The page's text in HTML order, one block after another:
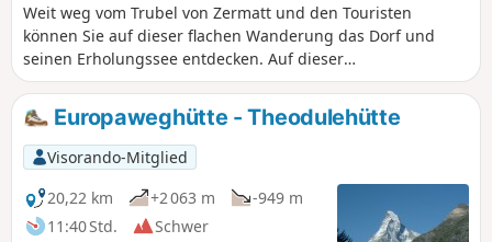
Weit weg vom Trubel von Zermatt und den Touristen
können Sie auf dieser flachen Wanderung das Dorf und
seinen Erholungssee entdecken. Auf dieser
Rundwanderung sind zahlreiche Raccards
(Getreidespeicher) zu sehen
Europaweghütte - Theodulehütte
Visorando-Mitglied
20,22 km
+2 063 m
-949 m
11:40 Std.
Schwer